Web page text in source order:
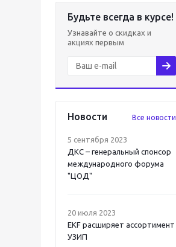
Будьте всегда в курсе!
Узнавайте о скидках и
акциях первым
Новости Все новости
5 сентября 2023
ДКС – генеральный спонсор
международного форума
"ЦОД"
20 июля 2023
EKF расширяет ассортимент
УЗИП